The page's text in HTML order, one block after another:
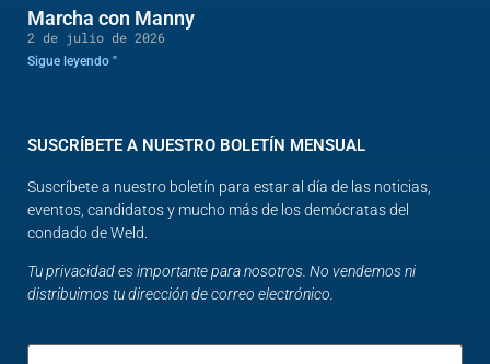
Marcha con Manny
2 de julio de 2026
Sigue leyendo "
SUSCRÍBETE A NUESTRO BOLETÍN MENSUAL
Suscríbete a nuestro boletín para estar al día de las noticias,
eventos, candidatos y mucho más de los demócratas del
condado de Weld.
Tu privacidad es importante para nosotros. No vendemos ni
distribuimos tu dirección de correo electrónico.